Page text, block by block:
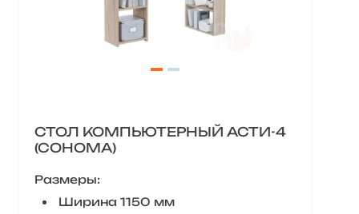
СТОЛ КОМПЬЮТЕРНЫЙ АСТИ-4
(СОНОМА)
Размеры:
Ширина 1150 мм